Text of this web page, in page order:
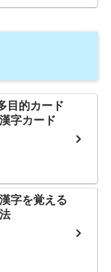
目的カード
字カード
字を覚える